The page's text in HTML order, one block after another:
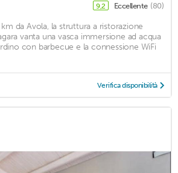
9,2 Eccellente (80)
da Avola, la struttura a ristorazione
vanta una vasca immersione ad acqua
con barbecue e la connessione WiFi
Verifica disponibilità